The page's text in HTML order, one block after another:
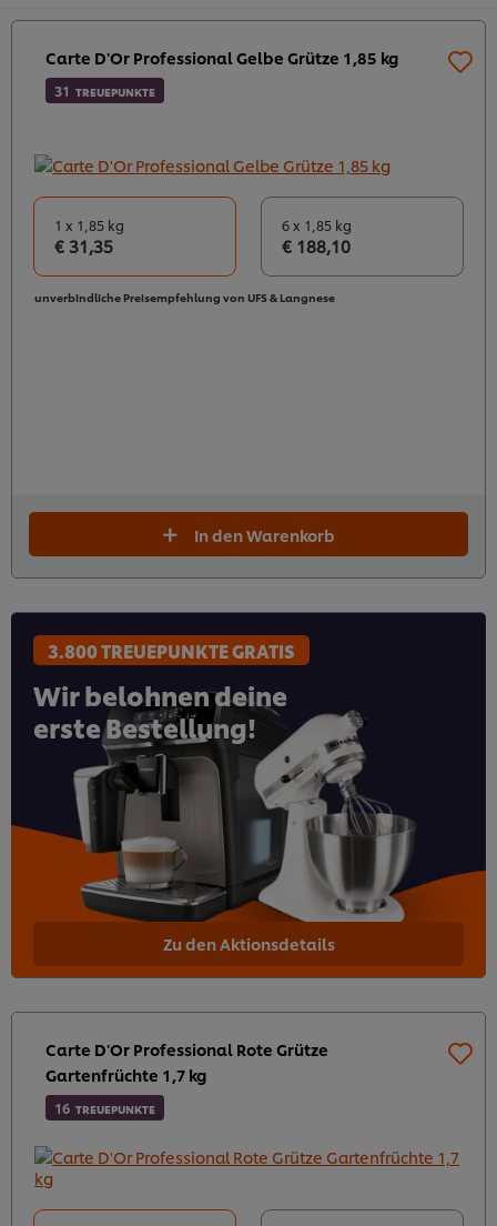
Carte D'Or Professional Gelbe Grütze 1,85 kg
31 TREUEPUNKTE
1 x 1,85 kg
€ 31,35
6 x 1,85 kg
€ 188,10
unverbindliche Preisempfehlung von UFS & Langnese
In den Warenkorb
3.800 TREUEPUNKTE GRATIS
Wir belohnen deine
erste Bestellung!
Zu den Aktionsdetails
Carte D'Or Professional Rote Grütze
Gartenfrüchte 1,7 kg
16 TREUEPUNKTE